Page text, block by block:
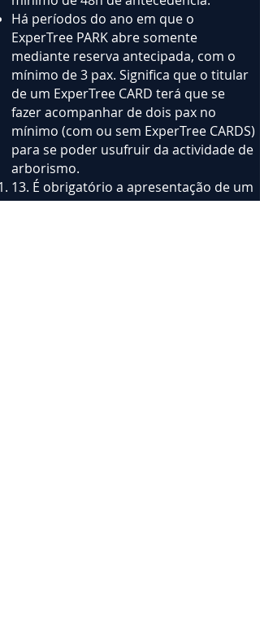
Há períodos do ano em que o
ExperTree PARK abre somente
mediante reserva antecipada, com o
mínimo de 3 pax. Significa que o titular
de um ExperTree CARD terá que se
fazer acompanhar de dois pax no
mínimo (com ou sem ExperTree CARDS)
para se poder usufruir da actividade de
arborismo.
13. É obrigatório a apresentação de um
documento de identificação com